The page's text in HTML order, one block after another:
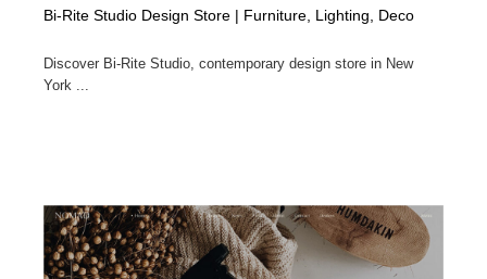
Bi-Rite Studio Design Store | Furniture, Lighting, Deco
Discover Bi-Rite Studio, contemporary design store in New
York ...